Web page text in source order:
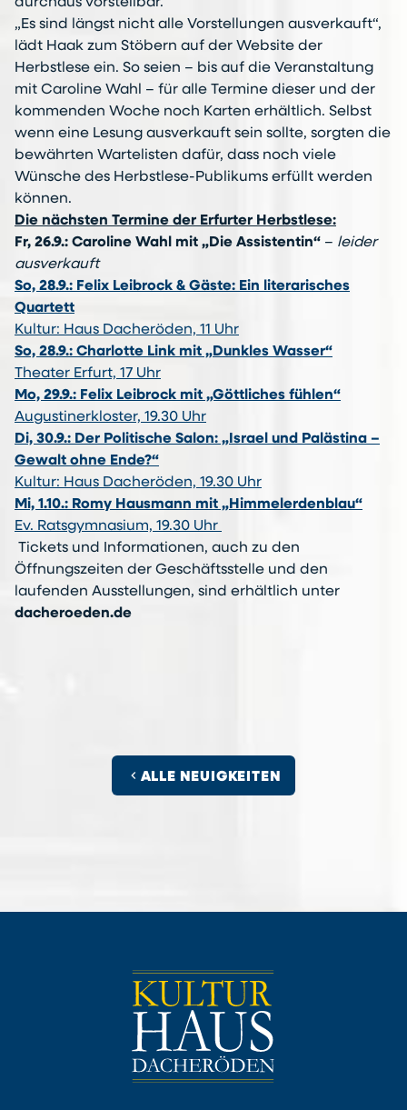
„Es sind längst nicht alle Vorstellungen ausverkauft“,
lädt Haak zum Stöbern auf der Website der
Herbstlese ein. So seien – bis auf die Veranstaltung
mit Caroline Wahl – für alle Termine dieser und der
kommenden Woche noch Karten erhältlich. Selbst
wenn eine Lesung ausverkauft sein sollte, sorgten die
bewährten Wartelisten dafür, dass noch viele
Wünsche des Herbstlese-Publikums erfüllt werden
können.
Die nächsten Termine der Erfurter Herbstlese:
Fr, 26.9.: Caroline Wahl mit „Die Assistentin“ – leider
ausverkauft
So, 28.9.: Felix Leibrock & Gäste: Ein literarisches
Quartett
Kultur: Haus Dacheröden, 11 Uhr
So, 28.9.: Charlotte Link mit „Dunkles Wasser“
Theater Erfurt, 17 Uhr
Mo, 29.9.: Felix Leibrock mit „Göttliches fühlen“
Augustinerkloster, 19.30 Uhr
Di, 30.9.: Der Politische Salon: „Israel und Palästina –
Gewalt ohne Ende?“
Kultur: Haus Dacheröden, 19.30 Uhr
Mi, 1.10.: Romy Hausmann mit „Himmelerdenblau“
Ev. Ratsgymnasium, 19.30 Uhr
Tickets und Informationen, auch zu den
Öffnungszeiten der Geschäftsstelle und den
laufenden Ausstellungen, sind erhältlich unter
dacheroeden.de
chevron_left ALLE NEUIGKEITEN